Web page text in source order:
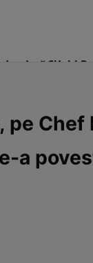
viațăClick!
Click!
pe
a